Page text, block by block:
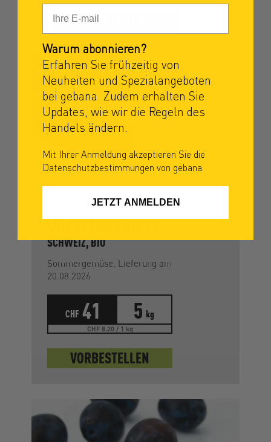
WIR TEILEN
ÜBERFLUSSKISTE
SCHWEIZ, BIO
Sommergemüse, Lieferung am
20.08.2026
CHF 41 5 kg
CHF 8.20 / 1 kg
VORBESTELLEN
Warum abonnieren?
Erfahren Sie frühzeitig von
Neuheiten und Spezialangeboten
bei gebana. Zudem erhalten Sie
Updates, wie wir die Regeln des
Handels ändern.
Mit Ihrer Anmeldung akzeptieren Sie die
Datenschutzbestimmungen von gebana.
JETZT ANMELDEN